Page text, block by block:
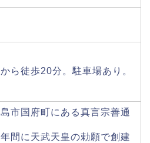
ら徒歩20分。駐車場あり。
市国府町にある真言宗善通
間に天武天皇の勅願で創建